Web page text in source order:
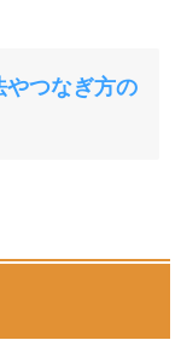
つなぎ方の